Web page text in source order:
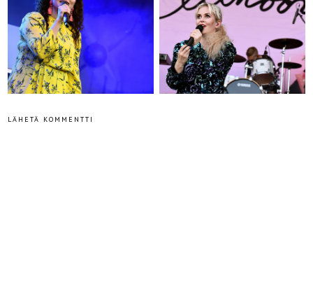
LÄHETÄ KOMMENTTI